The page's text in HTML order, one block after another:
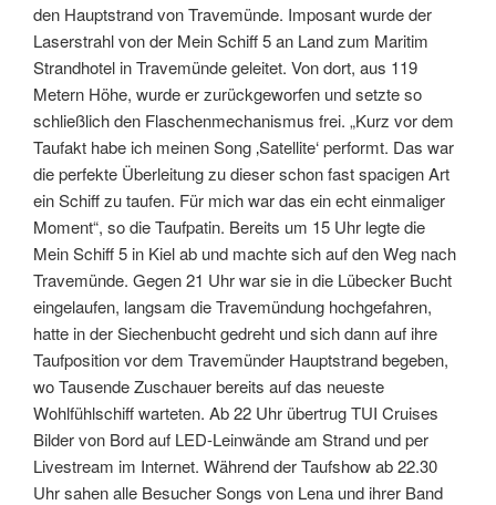
den Hauptstrand von Travemünde. Imposant wurde der
Laserstrahl von der Mein Schiff 5 an Land zum Maritim
Strandhotel in Travemünde geleitet. Von dort, aus 119
Metern Höhe, wurde er zurückgeworfen und setzte so
schließlich den Flaschenmechanismus frei. „Kurz vor dem
Taufakt habe ich meinen Song ‚Satellite‘ performt. Das war
die perfekte Überleitung zu dieser schon fast spacigen Art
ein Schiff zu taufen. Für mich war das ein echt einmaliger
Moment“, so die Taufpatin. Bereits um 15 Uhr legte die
Mein Schiff 5 in Kiel ab und machte sich auf den Weg nach
Travemünde. Gegen 21 Uhr war sie in die Lübecker Bucht
eingelaufen, langsam die Travemündung hochgefahren,
hatte in der Siechenbucht gedreht und sich dann auf ihre
Taufposition vor dem Travemünder Hauptstrand begeben,
wo Tausende Zuschauer bereits auf das neueste
Wohlfühlschiff warteten. Ab 22 Uhr übertrug TUI Cruises
Bilder von Bord auf LED-Leinwände am Strand und per
Livestream im Internet. Während der Taufshow ab 22.30
Uhr sahen alle Besucher Songs von Lena und ihrer Band